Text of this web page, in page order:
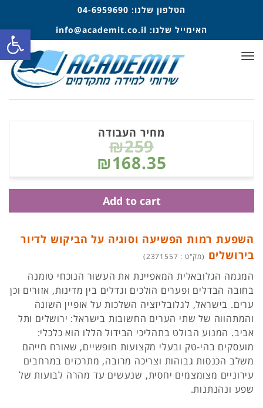
הטלפון שלנו: 04-6959690
האימייל שלנו: info@academit.co.il
תפריט
השפעת רמות הפשיעה וסוגיה על הביקוש לדיור
בירושלים (מק"ט : 2371557)
המגמה הגלובאלית המאפיינת את העשור הנוכחי טומנה
בחובה הבדלים ופערים הולכים וגדלים בין מדינות, אזורים וכן
ערים. בישראל, לגלובליזציה השלכות על אופיין השונה
והמתהווה של שתי הערים החשובות בישראל: ירושלים ותל
אביב. המנוע הבולט בתהליכי הבידול הללו הוא כלכלי:
מועסקים בהי-טק ובעלי מקצועות חופשיים, שאורח חייהם
משלב הכנסות גבוהות וצריכה מרובה, מתרכזים במרחבים
עירוניים מצומצמים יחסית, שנעשים עד מהרה לבועות של
שפע ונהנתנות.
מחיר העבודה
₪259
₪168.35
Add to cart
פתח